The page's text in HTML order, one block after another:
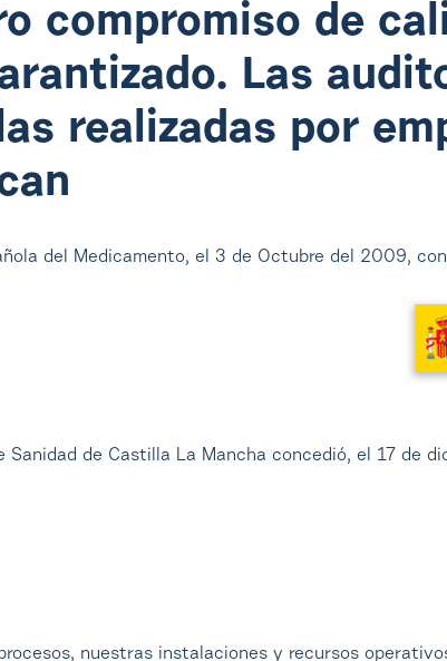
compromiso de
Las
realizadas por
del Medicamento, el 3 de Octubre del 2009,
Sanidad de Castilla La Mancha concedió, el 17 de
procesos, nuestras instalaciones y recursos